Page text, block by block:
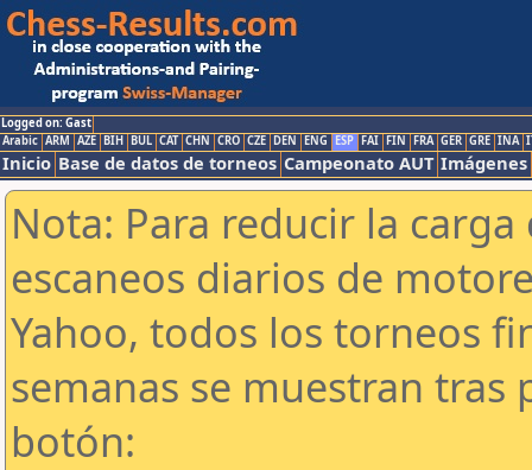
Logged on: Gast
Arabic ARM AZE BIH BUL CAT CHN CRO CZE DEN ENG ESP FAI FIN FRA GER GRE INA
Inicio Base de datos de torneos Campeonato AUT Imágenes
Nota: Para reducir la
escaneos diarios de
Yahoo, todos los torneos
semanas se muestran tras
botón: